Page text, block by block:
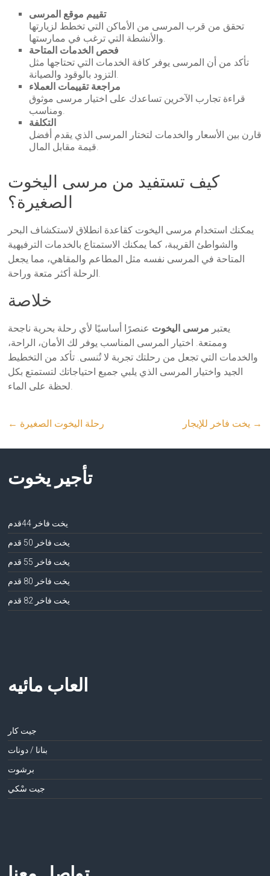
تقييم موقع المرسى
تحقق من قرب المرسى من الأماكن التي تخطط لزيارتها
والأنشطة التي ترغب في ممارستها.
فحص الخدمات المتاحة
تأكد من أن المرسى يوفر كافة الخدمات التي تحتاجها مثل
التزود بالوقود والصيانة.
مراجعة تقييمات العملاء
قراءة تجارب الآخرين تساعدك على اختيار مرسى موثوق
ومناسب.
التكلفة
قارن بين الأسعار والخدمات لتختار المرسى الذي يقدم أفضل
قيمة مقابل المال.
كيف تستفيد من مرسى اليخوت
الصغيرة؟
يمكنك استخدام مرسى اليخوت كقاعدة انطلاق لاستكشاف البحر
والشواطئ القريبة، كما يمكنك الاستمتاع بالخدمات الترفيهية
المتاحة في المرسى نفسه مثل المطاعم والمقاهي، مما يجعل
الرحلة أكثر متعة وراحة.
خلاصة
يعتبر مرسى اليخوت عنصرًا أساسيًا لأي رحلة بحرية ناجحة
وممتعة. اختيار المرسى المناسب يوفر لك الأمان، الراحة،
والخدمات التي تجعل من رحلتك تجربة لا تُنسى. تأكد من التخطيط
الجيد واختيار المرسى الذي يلبي جميع احتياجاتك لتستمتع بكل
لحظة على الماء.
← رحلة اليخوت الصغيرة →
تأجير يخوت
يخت فاخر 44قدم
يخت فاخر 50 قدم
يخت فاخر 55 قدم
يخت فاخر 80 قدم
يخت فاخر 82 قدم
العاب مائيه
جيت كار
بنانا / دونات
برشوت
جيت سْكي